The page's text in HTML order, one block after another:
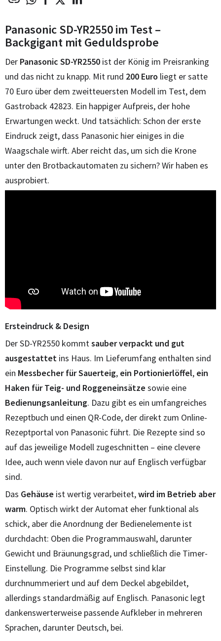
Panasonic SD-YR2550 im Test –
Backgigant mit Geduldsprobe
Der Panasonic SD-YR2550 ist der König im Preisranking
und das nicht zu knapp. Mit rund 200 Euro liegt er satte
70 Euro über dem zweitteuersten Modell im Test, dem
Gastroback 42823. Ein happiger Aufpreis, der hohe
Erwartungen weckt. Und tatsächlich: Schon der erste
Eindruck zeigt, dass Panasonic hier einiges in die
Waagschale wirft. Aber reicht das, um sich die Krone
unter den Brotbackautomaten zu sichern? Wir haben es
ausprobiert.
Ersteindruck & Design
Der SD-YR2550 kommt sauber verpackt und gut
ausgestattet ins Haus. Im Lieferumfang enthalten sind
ein Messbecher für Sauerteig, ein Portionierlöffel, ein
Haken für Teig- und Roggeneinsätze sowie eine
Bedienungsanleitung. Dazu gibt es ein umfangreiches
Rezeptbuch und einen QR-Code, der direkt zum Online-
Rezeptportal von Panasonic führt. Die Rezepte sind so
auf das jeweilige Modell zugeschnitten – eine clevere
Idee, auch wenn viele davon nur auf Englisch verfügbar
sind.
Das Gehäuse ist wertig verarbeitet,wird im Betrieb aber
warm. Optisch wirkt der Automat eher funktional als
schick, aber die Anordnung der Bedienelemente ist
durchdacht: Oben die Programmauswahl, darunter
Gewicht und Bräunungsgrad, und schließlich die Timer-
Einstellung. Die Programme selbst sind klar
durchnummeriert und auf dem Deckel abgebildet,
allerdings standardmäßig auf Englisch. Panasonic legt
dankenswerterweise passende Aufkleber in mehreren
Sprachen, darunter Deutsch, bei.